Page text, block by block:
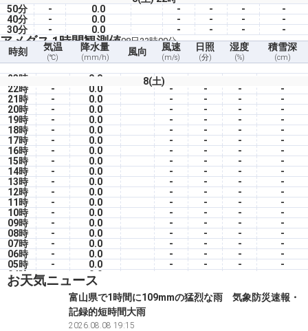
50分
- 0.0 - - -
-
40分
- 0.0 - - -
-
30分
- 0.0 - - - -
アメダス 1時間観測値08日23時00分
時刻 気温
(℃)
降水量
(mm/h)
風向 風速
(m/s)
日照
(分)
湿度
(%)
積雪深
(cm)
8(土)
23時 0.0
22時
- 0.0 - - -
-
21時
- 0.0 - - -
-
20時
- 0.0 - - -
-
19時
- 0.0 - - -
-
18時
- 0.0 - - -
-
17時
- 0.0 - - -
-
16時
- 0.0 - - -
-
15時
- 0.0 - - -
-
14時
- 0.0 - - -
-
13時
- 0.0 - - -
-
12時
- 0.0 - - -
-
11時
- 0.0 - - -
-
10時
- 0.0 - - -
-
09時
- 0.0 - - -
-
08時
- 0.0 - - -
-
07時
- 0.0 - - -
-
06時
- 0.0 - - -
-
05時
- 0.0 - - -
-
04時
- 0.0
03時
- 0.0
0.0 - - -
-
0.0 - -
-
0.0
お天気ニュース
富山県で1時間に109mmの猛烈な雨 気象防災速報・
記録的短時間大雨
2026.08.08 19:15